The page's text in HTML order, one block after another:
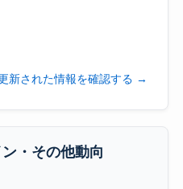
新された情報を確認する →
・その他動向